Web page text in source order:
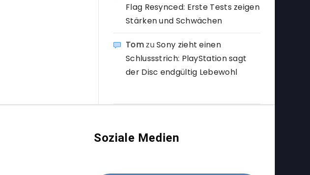
Flag Resynced: Erste Tests zeigen
Stärken und Schwächen
TomzuSony zieht einen
Schlussstrich: PlayStation sagt
der Disc endgültig Lebewohl
Soziale Medien